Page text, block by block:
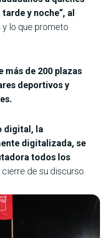
y noche”, al
y lo que prometo
más de 200 plazas
deportivos y
digital, la
digitalizada, se
todos los
de su discurso.